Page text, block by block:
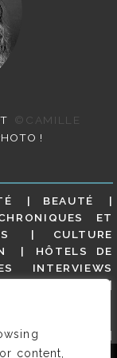
content,
©CAMILLE
!
BEAUTÉ
ET
CULTURE
HÔTELS DE
INTERVIEWS
PLAIT